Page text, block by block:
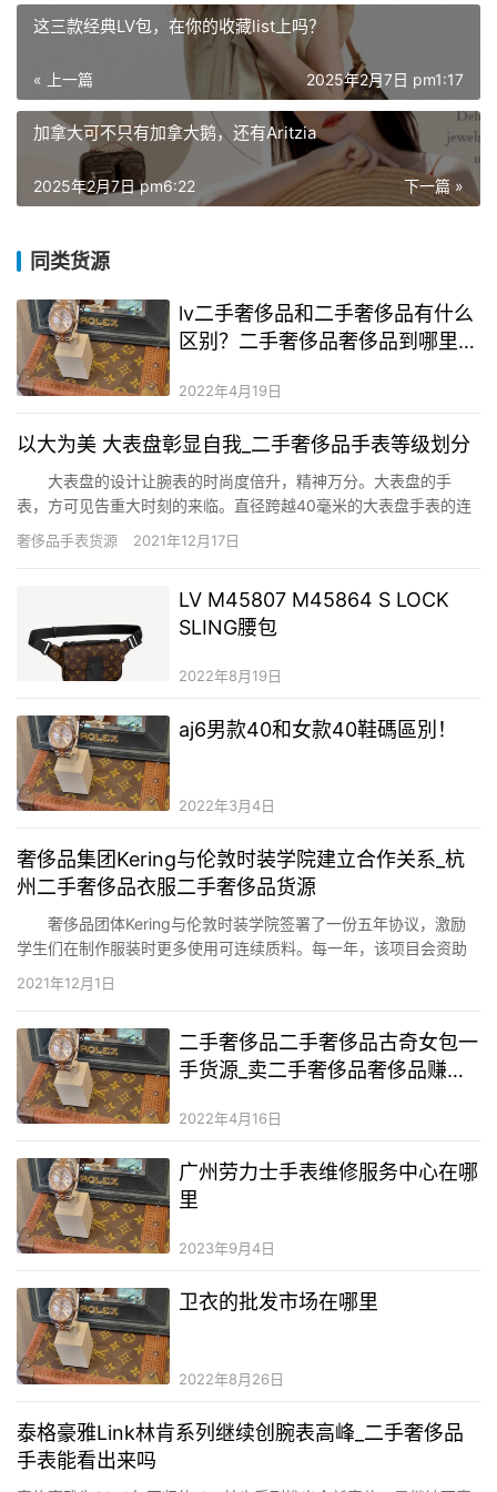
这三款经典LV包，在你的收藏list上吗？
« 上一篇 2025年2月7日 pm1:17
加拿大可不只有加拿大鹅，还有Aritzia
下一篇 »
2025年2月7日 pm6:22
同类货源
lv二手奢侈品和二手奢侈品有什么
区别？二手奢侈品奢侈品到哪里可
地在哪里
2022年4月19日
以大为美 大表盘彰显自我_二手奢侈品手表等级划分
大表盘的设计让腕表的时尚度倍升，精神万分。大表盘的手
表，方可见告重大时刻的来临。直径跨越40毫米的大表盘手表的连
续盛行，无论是男子、女人在这个潮水肆意的时节，对“BIG SIZE”的
强烈追求，是盛行最好的证实。这些“大号”的装备将时尚怪异的个性
奢侈品手表货源 2021年12月17日
LV M45807 M45864 S LOCK
SLING腰包
2022年8月19日
aj6男款40和女款40鞋碼區別！
2022年3月4日
奢侈品集团Kering与伦敦时装学院建立合作关系_杭
州二手奢侈品衣服二手奢侈品货源
奢侈品团体Kering与伦敦时装学院签署了一份五年协议，激励
学生们在制作服装时更多使用可连续质料。每一年，该项目会资助
两名学生31,500英镑，希望他们能投入更多的精神关注“道德时
尚”。Kering团体主席兼首席执行官HenriPinault还将宣布一则公司设
2021年12月1日
二手奢侈品二手奢侈品古奇女包一
手货源_卖二手奢侈品奢侈品赚钱
2022年4月16日
广州劳力士手表维修服务中心在哪
里
2023年9月4日
卫衣的批发市场在哪里
2022年8月26日
泰格豪雅Link林肯系列继续创腕表高峰_二手奢侈品
手表能看出来吗